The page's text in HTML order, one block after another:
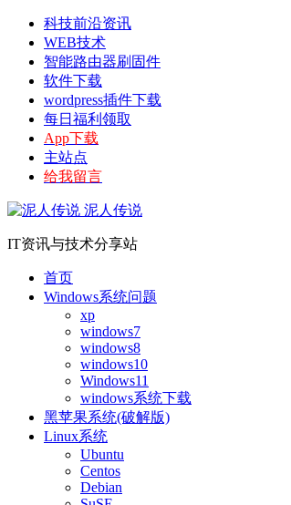
科技前沿资讯
WEB技术
智能路由器刷固件
软件下载
wordpress插件下载
每日福利领取
App下载
主站点
给我留言
泥人传说
IT资讯与技术分享站
首页
Windows系统问题
xp
windows7
windows8
windows10
Windows11
windows系统下载
黑苹果系统(破解版)
Linux系统
Ubuntu
Centos
Debian